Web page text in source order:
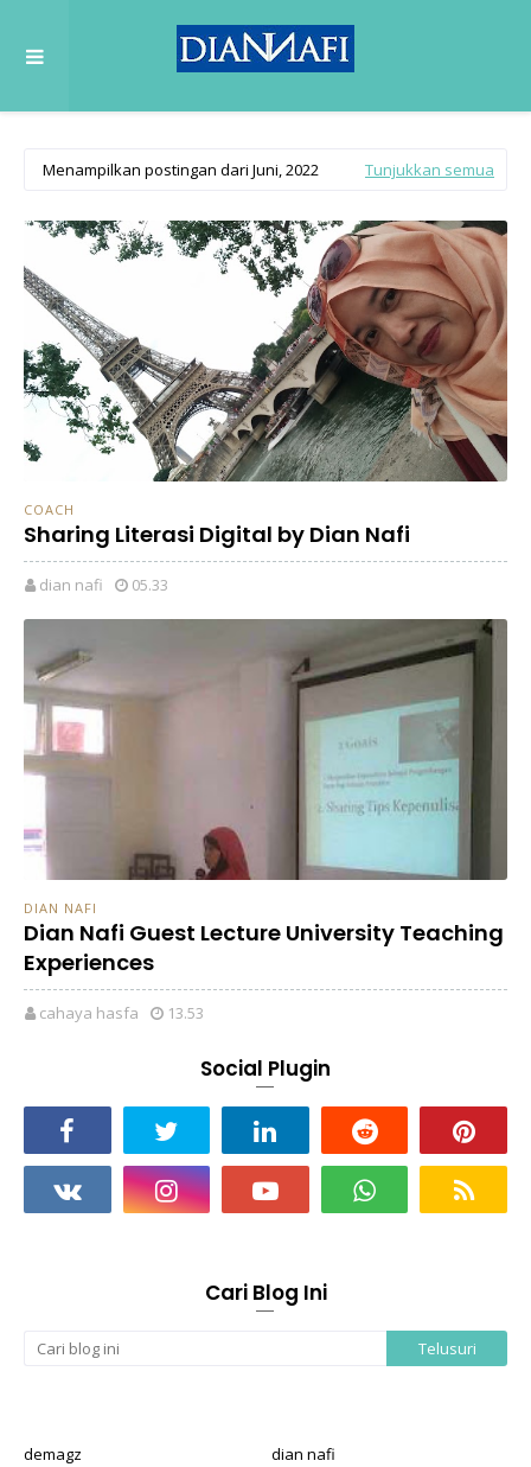
Menampilkan postingan dari Juni, 2022 Tunjukkan semua
COACH
Sharing Literasi Digital by Dian Nafi
dian nafi 05.33
DIAN NAFI
Dian Nafi Guest Lecture University Teaching
Experiences
cahaya hasfa 13.53
Social Plugin
Cari Blog Ini
demagz
dian nafi